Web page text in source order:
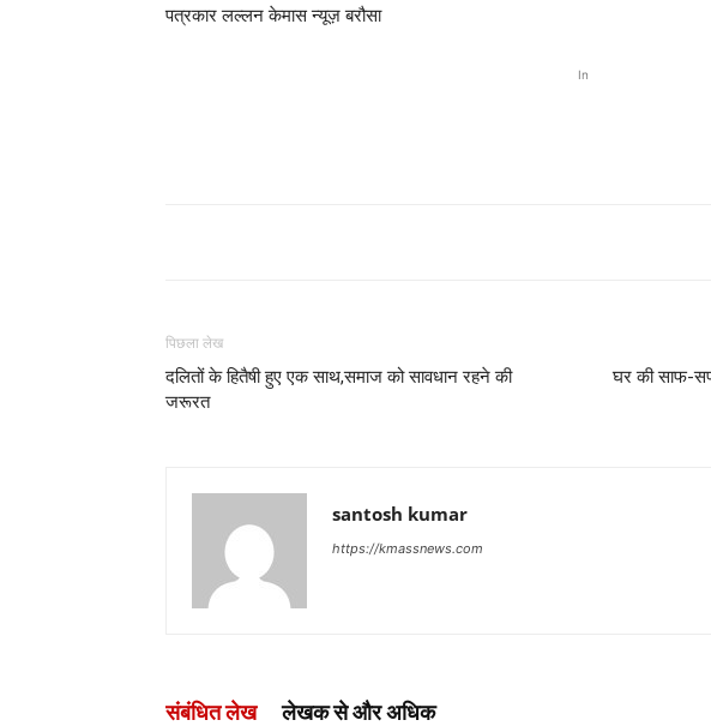
पत्रकार लल्लन केमास न्यूज़ बरौसा
In
पिछला लेख
दलितों के हितैषी हुए एक साथ,समाज को सावधान रहने की
जरूरत
घर की साफ-
santosh kumar
https://kmassnews.com
संबंधित लेख लेखक से और अधिक